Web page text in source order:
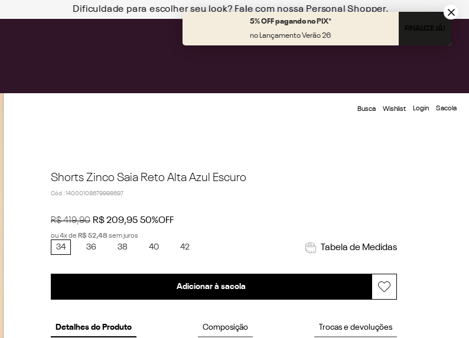
Dificuldade para escolher seu look? Fale com nossa Personal Shopper.
Busca Wishlist Login
Shorts Zinco Saia Reto Alta Azul Escuro
Cód. :14000108679998697
R$ 419,90 R$209,95 50%OFF
ou4x de R$ 52,48 sem juros
34 36 38 40 42 Tabela de Medidas
Adicionar à sacola
Detalhes do Produto Composição Trocas e devoluções
5% OFF pagando no PIX*
no Lançamento Verão 26
FINALIZE JÁ!